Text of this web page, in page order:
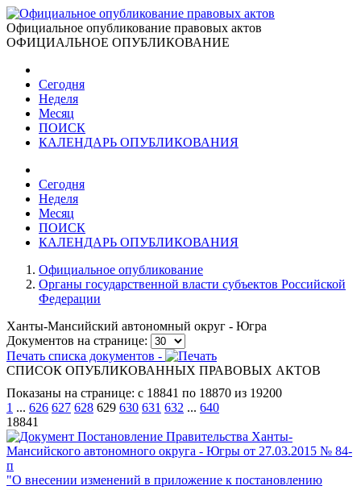
Официальное опубликование правовых актов
ОФИЦИАЛЬНОЕ ОПУБЛИКОВАНИЕ
Сегодня
Неделя
Месяц
ПОИСК
КАЛЕНДАРЬ ОПУБЛИКОВАНИЯ
Сегодня
Неделя
Месяц
ПОИСК
КАЛЕНДАРЬ ОПУБЛИКОВАНИЯ
Официальное опубликование
Органы государственной власти субъектов Российской
Федерации
Ханты-Мансийский автономный округ - Югра
Документов на странице:
Печать списка документов -
СПИСОК ОПУБЛИКОВАННЫХ ПРАВОВЫХ АКТОВ
Показаны на странице: с 18841 по 18870 из 19200
1 ... 626 627 628 629 630 631 632 ... 640
18841
Постановление Правительства Ханты-
Мансийского автономного округа - Югры от 27.03.2015 № 84-
п
"О внесении изменений в приложение к постановлению